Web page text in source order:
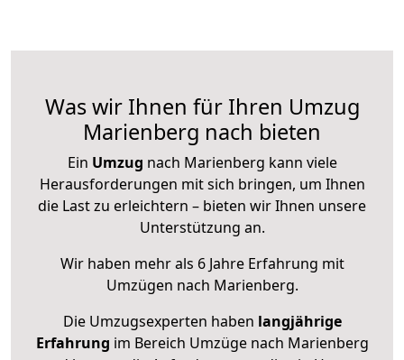
Was wir Ihnen für Ihren Umzug
Marienberg nach bieten
Ein Umzug nach Marienberg kann viele
Herausforderungen mit sich bringen, um Ihnen
die Last zu erleichtern – bieten wir Ihnen unsere
Unterstützung an.
Wir haben mehr als 6 Jahre Erfahrung mit
Umzügen nach Marienberg.
Die Umzugsexperten haben langjährige
Erfahrung im Bereich Umzüge nach Marienberg